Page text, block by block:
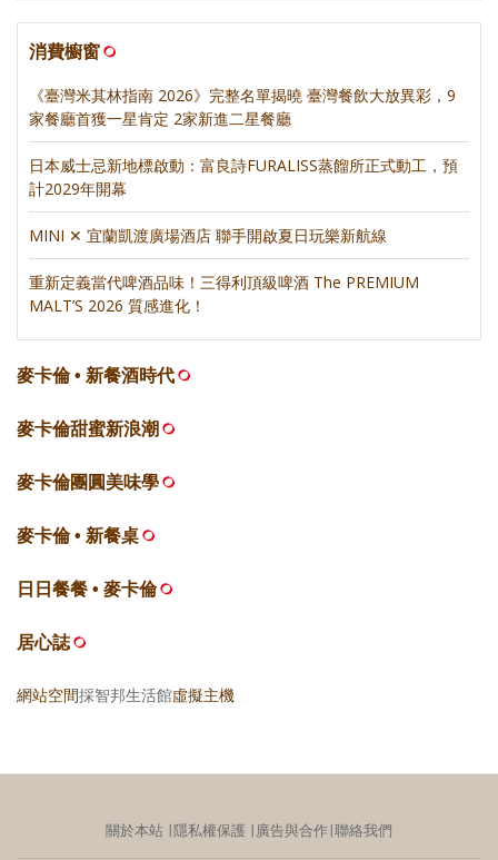
消費櫥窗
《臺灣米其林指南 2026》完整名單揭曉 臺灣餐飲大放異彩，9
家餐廳首獲一星肯定 2家新進二星餐廳
日本威士忌新地標啟動：富良詩FURALISS蒸餾所正式動工，預
計2029年開幕
MINI ✕ 宜蘭凱渡廣場酒店 聯手開啟夏日玩樂新航線
重新定義當代啤酒品味！三得利頂級啤酒 The PREMIUM
MALT’S 2026 質感進化！
麥卡倫 • 新餐酒時代
麥卡倫甜蜜新浪潮
麥卡倫團圓美味學
麥卡倫 • 新餐桌
日日餐餐 • 麥卡倫
居心誌
網站空間採智邦生活館虛擬主機
關於本站 ∣隱私權保護 ∣廣告與合作∣聯絡我們